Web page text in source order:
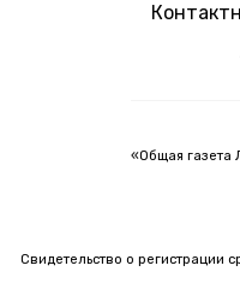
«Общая газета
Свидетельство о